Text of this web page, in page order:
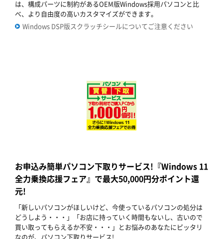
は、構成パーツに制約があるOEM版Windows採用パソコンと比
べ、より自由度の高いカスタマイズができます。
Windows DSP版スクラッチシールについてご注意ください
お申込み簡単パソコン下取りサービス!『Windows 11
全力乗換応援フェア』で最大50,000円分ポイント還
元!
「新しいパソコンがほしいけど、今使っているパソコンの処分は
どうしよう・・・」「お店に持っていく時間もないし、古いので
買い取ってもらえるか不安・・・」とお悩みのあなたにピッタリ
なのが、パソコン下取りサービス!